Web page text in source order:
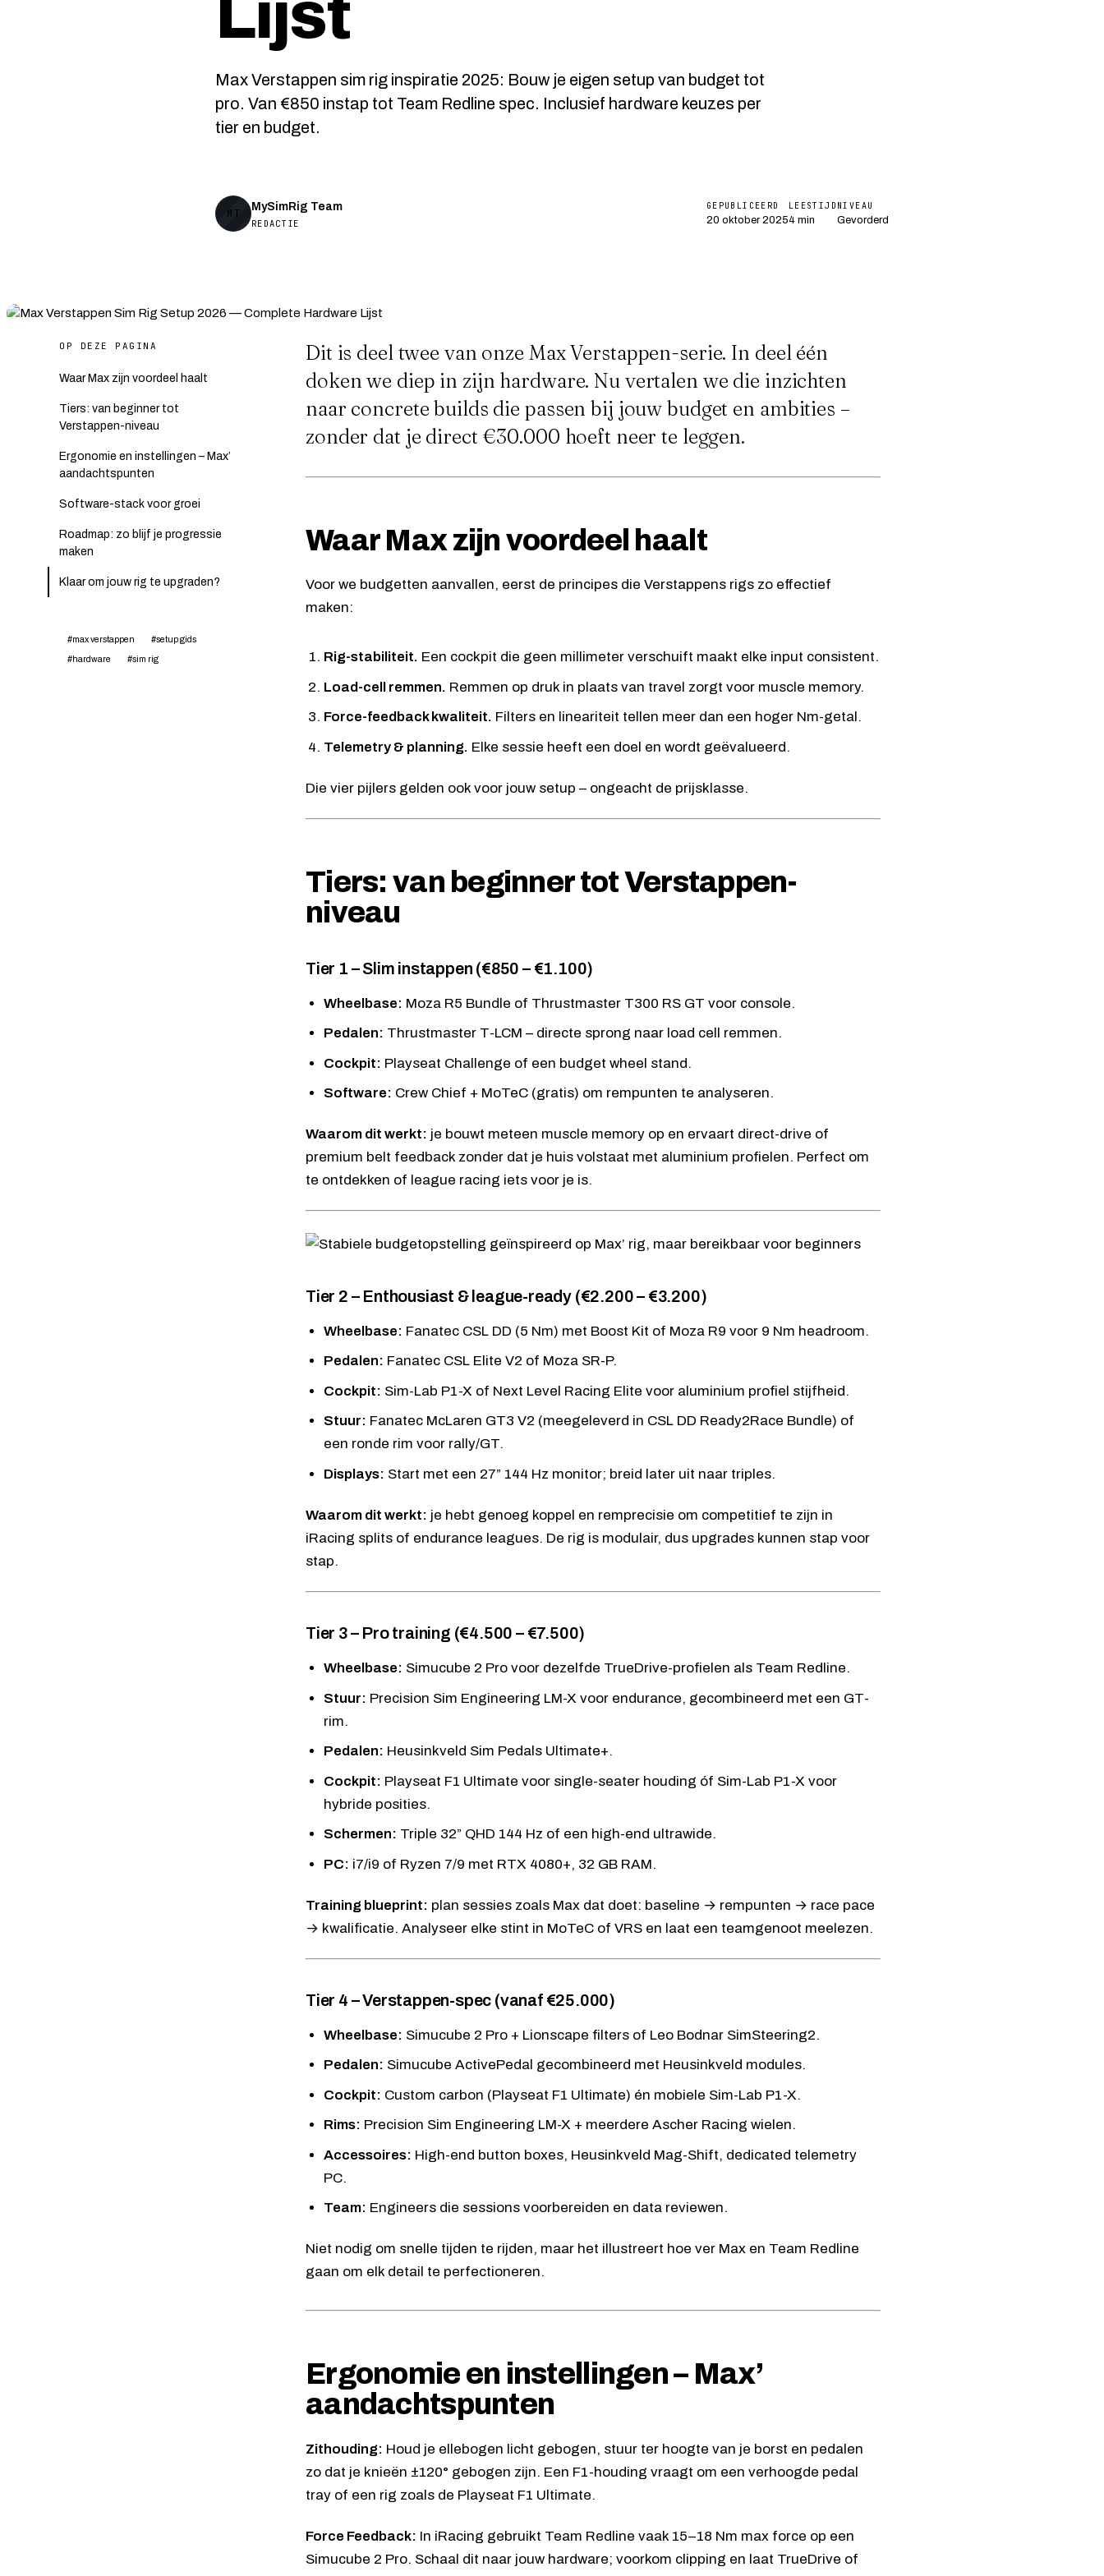
Lijst
Max Verstappen sim rig inspiratie 2025: Bouw je eigen setup van budget tot
pro. Van €850 instap tot Team Redline spec. Inclusief hardware keuzes per
tier en budget.
MT
MySimRig Team
REDACTIE
GEPUBLICEERD
20 oktober 2025
LEESTIJD
4 min
NIVEAU
Gevorderd
OP DEZE PAGINA
Waar Max zijn voordeel haalt
Tiers: van beginner tot
Verstappen-niveau
Ergonomie en instellingen – Max’
aandachtspunten
Software-stack voor groei
Roadmap: zo blijf je progressie
maken
Klaar om jouw rig te upgraden?
#max verstappen #setup gids
#hardware #sim rig
Dit is deel twee van onze Max Verstappen-serie. In deel één
doken we diep in zijn hardware. Nu vertalen we die inzichten
naar concrete builds die passen bij jouw budget en ambities –
zonder dat je direct €30.000 hoeft neer te leggen.
Waar Max zijn voordeel haalt
Voor we budgetten aanvallen, eerst de principes die Verstappens rigs zo effectief
maken:
Rig-stabiliteit. Een cockpit die geen millimeter verschuift maakt elke input consistent.
Load-cell remmen. Remmen op druk in plaats van travel zorgt voor muscle memory.
Force-feedback kwaliteit. Filters en lineariteit tellen meer dan een hoger Nm-getal.
Telemetry & planning. Elke sessie heeft een doel en wordt geëvalueerd.
Die vier pijlers gelden ook voor jouw setup – ongeacht de prijsklasse.
Tiers: van beginner tot Verstappen-
niveau
Tier 1 – Slim instappen (€850 – €1.100)
Wheelbase: Moza R5 Bundle of Thrustmaster T300 RS GT voor console.
Pedalen: Thrustmaster T-LCM – directe sprong naar load cell remmen.
Cockpit: Playseat Challenge of een budget wheel stand.
Software: Crew Chief + MoTeC (gratis) om rempunten te analyseren.
Waarom dit werkt: je bouwt meteen muscle memory op en ervaart direct-drive of
premium belt feedback zonder dat je huis volstaat met aluminium profielen. Perfect om
te ontdekken of league racing iets voor je is.
Tier 2 – Enthousiast & league-ready (€2.200 – €3.200)
Wheelbase: Fanatec CSL DD (5 Nm) met Boost Kit of Moza R9 voor 9 Nm headroom.
Pedalen: Fanatec CSL Elite V2 of Moza SR-P.
Cockpit: Sim-Lab P1-X of Next Level Racing Elite voor aluminium profiel stijfheid.
Stuur: Fanatec McLaren GT3 V2 (meegeleverd in CSL DD Ready2Race Bundle) of
een ronde rim voor rally/GT.
Displays: Start met een 27” 144 Hz monitor; breid later uit naar triples.
Waarom dit werkt: je hebt genoeg koppel en remprecisie om competitief te zijn in
iRacing splits of endurance leagues. De rig is modulair, dus upgrades kunnen stap voor
stap.
Tier 3 – Pro training (€4.500 – €7.500)
Wheelbase: Simucube 2 Pro voor dezelfde TrueDrive-profielen als Team Redline.
Stuur: Precision Sim Engineering LM-X voor endurance, gecombineerd met een GT-
rim.
Pedalen: Heusinkveld Sim Pedals Ultimate+.
Cockpit: Playseat F1 Ultimate voor single-seater houding óf Sim-Lab P1-X voor
hybride posities.
Schermen: Triple 32” QHD 144 Hz of een high-end ultrawide.
PC: i7/i9 of Ryzen 7/9 met RTX 4080+, 32 GB RAM.
Training blueprint: plan sessies zoals Max dat doet: baseline → rempunten → race pace
→ kwalificatie. Analyseer elke stint in MoTeC of VRS en laat een teamgenoot meelezen.
Tier 4 – Verstappen-spec (vanaf €25.000)
Wheelbase: Simucube 2 Pro + Lionscape filters of Leo Bodnar SimSteering2.
Pedalen: Simucube ActivePedal gecombineerd met Heusinkveld modules.
Cockpit: Custom carbon (Playseat F1 Ultimate) én mobiele Sim-Lab P1-X.
Rims: Precision Sim Engineering LM-X + meerdere Ascher Racing wielen.
Accessoires: High-end button boxes, Heusinkveld Mag-Shift, dedicated telemetry
PC.
Team: Engineers die sessions voorbereiden en data reviewen.
Niet nodig om snelle tijden te rijden, maar het illustreert hoe ver Max en Team Redline
gaan om elk detail te perfectioneren.
Ergonomie en instellingen – Max’
aandachtspunten
Zithouding: Houd je ellebogen licht gebogen, stuur ter hoogte van je borst en pedalen
zo dat je knieën ±120° gebogen zijn. Een F1-houding vraagt om een verhoogde pedal
tray of een rig zoals de Playseat F1 Ultimate.
Force Feedback: In iRacing gebruikt Team Redline vaak 15–18 Nm max force op een
Simucube 2 Pro. Schaal dit naar jouw hardware; voorkom clipping en laat TrueDrive of